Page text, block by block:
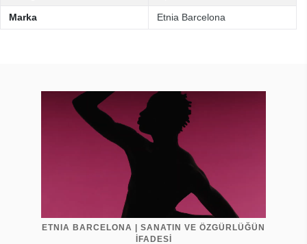
Marka Etnia Barcelona
ETNIA BARCELONA | SANATIN VE ÖZGÜRLÜĞÜN
İFADESİ